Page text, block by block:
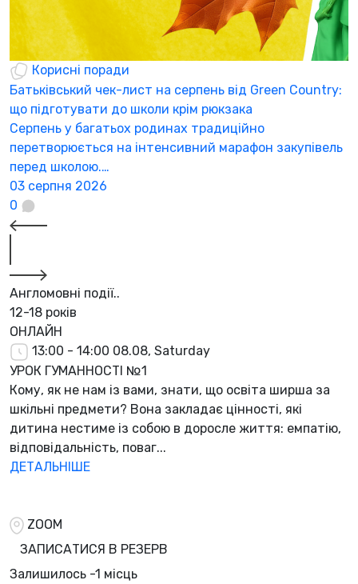
Корисні поради
Батьківський чек-лист на серпень від Green Country:
що підготувати до школи крім рюкзака
Серпень у багатьох родинах традиційно
перетворюється на інтенсивний марафон закупівель
перед школою.…
03 серпня 2026
0
Англомовні події..
12-18 років
ОНЛАЙН
13:00 - 14:00 08.08, Saturday
УРОК ГУМАННОСТІ №1
Кому, як не нам із вами, знати, що освіта ширша за
шкільні предмети? Вона закладає цінності, які
дитина нестиме із собою в доросле життя: емпатію,
відповідальність, поваг...
ДЕТАЛЬНІШЕ
ZOOM
ЗАПИСАТИСЯ В РЕЗЕРВ
Залишилось -1 місць